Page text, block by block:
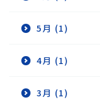
5月 (1)
4月 (1)
3月 (1)